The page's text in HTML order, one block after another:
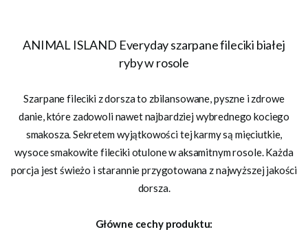
ANIMAL ISLAND Everyday szarpane fileciki białej
ryby w rosole
Szarpane fileciki z dorsza to zbilansowane, pyszne i zdrowe
danie, które zadowoli nawet najbardziej wybrednego kociego
smakosza. Sekretem wyjątkowości tej karmy są mięciutkie,
wysoce smakowite fileciki otulone w aksamitnym rosole. Każda
porcja jest świeżo i starannie przygotowana z najwyższej jakości
dorsza.
Główne cechy produktu: